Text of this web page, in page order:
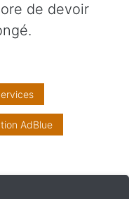
de devoir
AdBlue